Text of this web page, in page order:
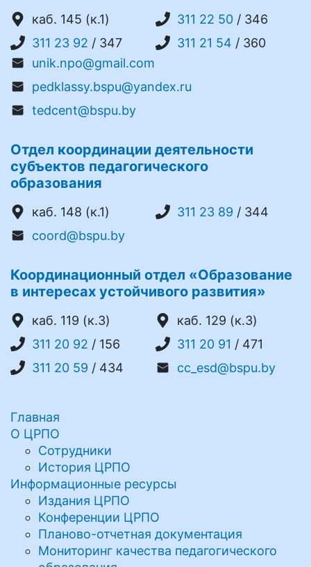
каб. 145 (к.1) 311 22 50 / 346
311 23 92 / 347 311 21 54 / 360
unik.npo@gmail.com
pedklassy.bspu@yandex.ru
tedcent@bspu.by
Отдел координации деятельности
субъектов педагогического
образования
каб. 148 (к.1) 311 23 89 / 344
coord@bspu.by
Координационный отдел «Образование
в интересах устойчивого развития»
каб. 119 (к.3)
каб. 129 (к.3)
311 20 92 / 156 311 20 91 / 471
311 20 59 / 434 cc_esd@bspu.by
Главная
О ЦРПО
Сотрудники
История ЦРПО
Информационные ресурсы
Издания ЦРПО
Конференции ЦРПО
Планово-отчетная документация
Мониторинг качества педагогического